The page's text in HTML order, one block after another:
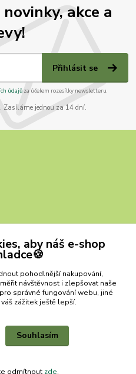
akce a
Přihlásit se
údajůza účelem rozesílky newsletteru.
Zasíláme jednou za 14 dní.
aby náš e-shop
pohodlnější nakupování,
návštěvnost i zlepšovat naše
správné fungování webu, jiné
zážitek ještě lepší.
Souhlasím
odmítnout zde.